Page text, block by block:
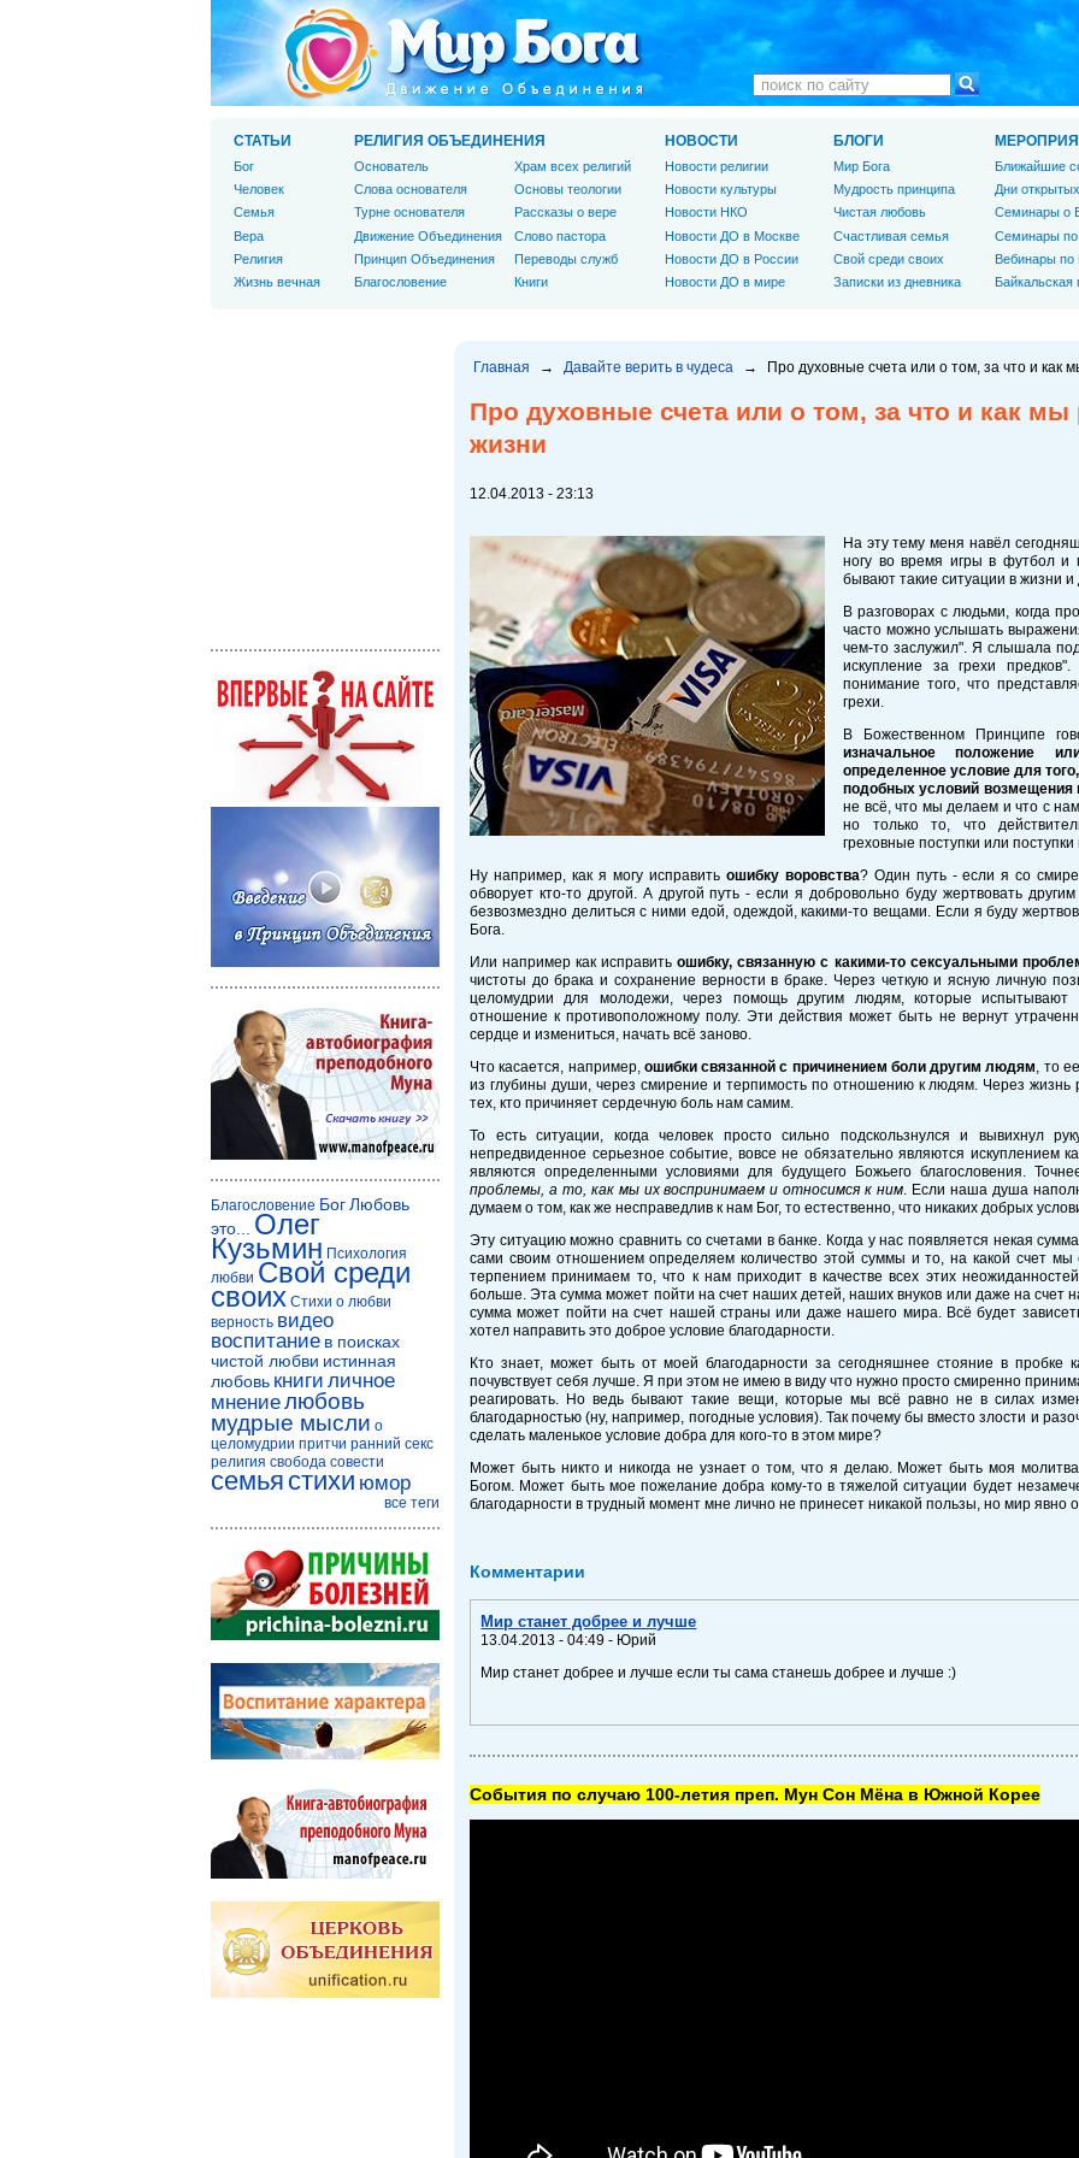
Главная → Давайте верить в чудеса → Про духовные счета или о том, за что и как
Про духовные счета или о том, за что и как
жизни
12.04.2013 - 23:13
На эту тему меня навёл
ногу во время игры в футбол и
бывают такие ситуации в жизни
В разговорах с людьми, когда
часто можно услышать
чем-то заслужил". Я слышала
искупление за грехи
понимание того, что
грехи.
В Божественном Принципе
изначальное положение
определенное условие для
подобных условий возмещения
не всё, что мы делаем и что с
но только то, что
греховные поступки или
Ну например, как я могу исправить ошибку воровства? Один путь - если я со
обворует кто-то другой. А другой путь - если я добровольно буду жертвовать
безвозмездно делиться с ними едой, одеждой, какими-то вещами. Если я буду
Бога.
Или например как исправитьошибку, связанную с какими-то сексуальными
чистоты до брака и сохранение верности в браке. Через четкую и ясную личную
целомудрии для молодежи, через помощь другим людям, которые испытывают
отношение к противоположному полу. Эти действия может быть не вернут
сердце и измениться, начать всё заново.
Что касается, например, ошибки связанной с причинением боли другим людям, то
из глубины души, через смирение и терпимость по отношению к людям. Через
тех, кто причиняет сердечную боль нам самим.
То есть ситуации, когда человек просто сильно подскользнулся и вывихнул
непредвиденное серьезное событие, вовсе не обязательно являются искуплением
являются определенными условиями для будущего Божьего благословения.
проблемы, а то, как мы их воспринимаем и относимся к ним. Если наша душа
думаем о том, как же несправедлив к нам Бог, то естественно, что никаких добрых
Эту ситуацию можно сравнить со счетами в банке. Когда у нас появляется некая
сами своим отношением определяем количество этой суммы и то, на какой счет
терпением принимаем то, что к нам приходит в качестве всех этих
больше. Эта сумма может пойти на счет наших детей, наших внуков или даже на счет
сумма может пойти на счет нашей страны или даже нашего мира. Всё будет
хотел направить это доброе условие благодарности.
Кто знает, может быть от моей благодарности за сегодняшнее стояние в пробке
почувствует себя лучше. Я при этом не имею в виду что нужно просто смиренно
реагировать. Но ведь бывают такие вещи, которые мы всё равно не в силах
благодарностью (ну, например, погодные условия). Так почему бы вместо злости и
сделать маленькое условие добра для кого-то в этом мире?
Может быть никто и никогда не узнает о том, что я делаю. Может быть моя
Богом. Может быть мое пожелание добра кому-то в тяжелой ситуации будет
благодарности в трудный момент мне лично не принесет никакой пользы, но мир явно
Комментарии
Мир станет добрее и лучше
13.04.2013 - 04:49 - Юрий
Мир станет добрее и лучше если ты сама станешь добрее и лучше :)
Cобытия по случаю 100-летия преп. Мун Сон Мёна в Южной Корее
СТАТЬИ
Бог
Человек
Cемья
Вера
Религия
Жизнь вечная
РЕЛИГИЯ ОБЪЕДИНЕНИЯ
Основатель
Слова основателя
Турне основателя
Движение Объединения
Принцип Объединения
Благословение
Храм всех религий
Основы теологии
Рассказы о вере
Слово пастора
Переводы служб
Книги
НОВОСТИ
Новости религии
Новости культуры
Новости НКО
Новости ДО в Москве
Новости ДО в России
Новости ДО в мире
БЛОГИ
Мир Бога
Мудрость принципа
Чистая любовь
Счастливая семья
Свой среди своих
Записки из дневника
Ближайшие
Дни
Семинары о
Семинары
Вебинары по
Байкальская
Благословение БогЛюбовь
это...
Олег
Кузьмин Психология
любви Свой среди
своих Стихи о любви
верность видео
воспитание в поисках
чистой любви истинная
любовь книги личное
мнениелюбовь
мудрые мысли о
целомудрии притчи ранний секс
религия свобода совести
семья стихи юмор
все теги